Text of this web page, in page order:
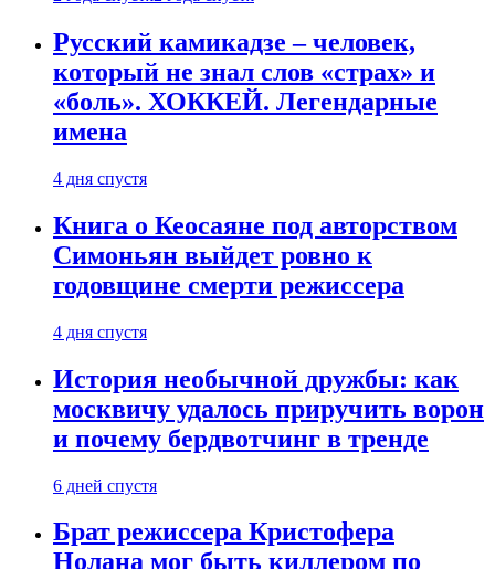
Русский камикадзе – человек,
который не знал слов «страх» и
«боль». ХОККЕЙ. Легендарные
имена
4 дня спустя
Книга о Кеосаяне под авторством
Симоньян выйдет ровно к
годовщине смерти режиссера
4 дня спустя
История необычной дружбы: как
москвичу удалось приручить ворон
и почему бердвотчинг в тренде
6 дней спустя
Брат режиссера Кристофера
Нолана мог быть киллером по